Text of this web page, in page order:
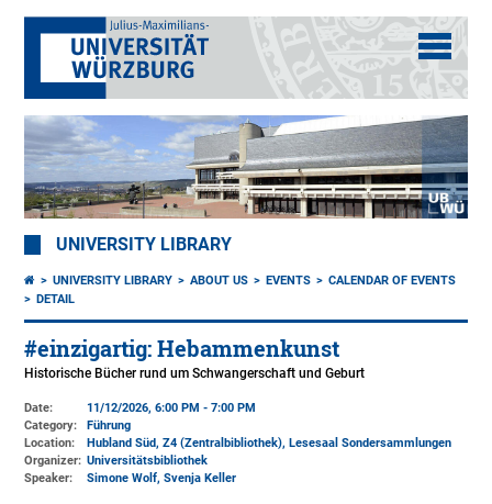
UNIVERSITY LIBRARY
UNIVERSITY LIBRARY ABOUT US EVENTS
CALENDAR OF EVENTS
DETAIL
#einzigartig: Hebammenkunst
Historische Bücher rund um Schwangerschaft und Geburt
Date:
11/12/2026, 6:00 PM - 7:00 PM
Category:
Führung
Location:
Hubland Süd, Z4 (Zentralbibliothek), Lesesaal Sondersammlungen
Organizer: Universitätsbibliothek
Speaker:
Simone Wolf, Svenja Keller